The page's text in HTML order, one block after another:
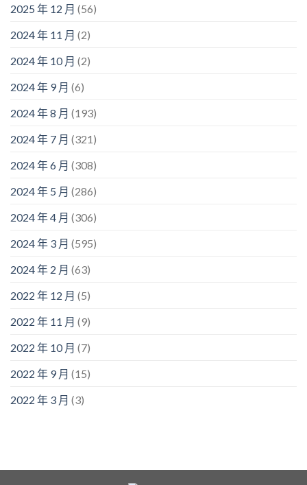
2025 年 12 月 (56)
2024 年 11 月 (2)
2024 年 10 月 (2)
2024 年 9 月 (6)
2024 年 8 月 (193)
2024 年 7 月 (321)
2024 年 6 月 (308)
2024 年 5 月 (286)
2024 年 4 月 (306)
2024 年 3 月 (595)
2024 年 2 月 (63)
2022 年 12 月 (5)
2022 年 11 月 (9)
2022 年 10 月 (7)
2022 年 9 月 (15)
2022 年 3 月 (3)